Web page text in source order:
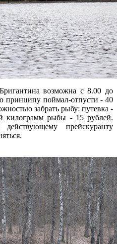
возможна с 8.00 до
принципу поймал-отпусти - 40
забрать рыбу: путевка -
килограмм рыбы - 15 рублей.
прейскуранту